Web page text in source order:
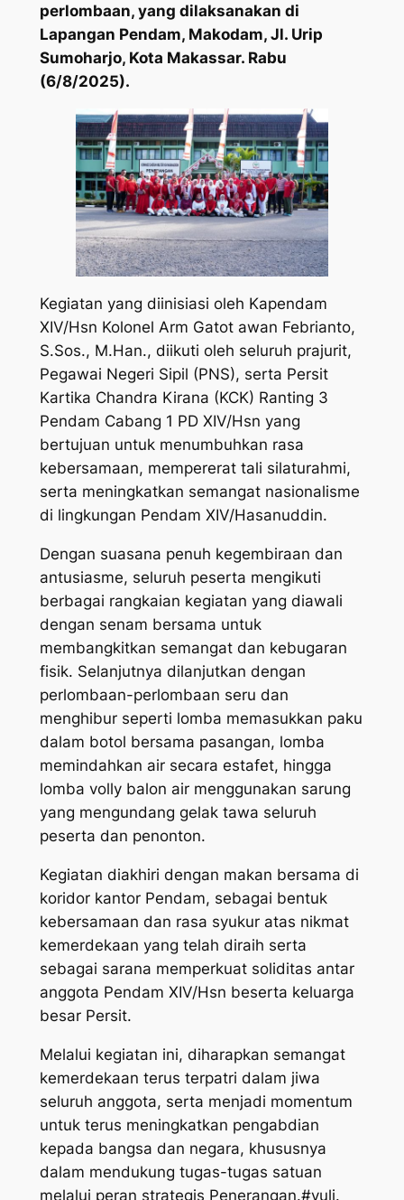
perlombaan, yang dilaksanakan di
Lapangan Pendam, Makodam, Jl. Urip
Sumoharjo, Kota Makassar. Rabu
(6/8/2025).
Kegiatan yang diinisiasi oleh Kapendam
XIV/Hsn Kolonel Arm Gatot awan Febrianto,
S.Sos., M.Han., diikuti oleh seluruh prajurit,
Pegawai Negeri Sipil (PNS), serta Persit
Kartika Chandra Kirana (KCK) Ranting 3
Pendam Cabang 1 PD XIV/Hsn yang
bertujuan untuk menumbuhkan rasa
kebersamaan, mempererat tali silaturahmi,
serta meningkatkan semangat nasionalisme
di lingkungan Pendam XIV/Hasanuddin.
Dengan suasana penuh kegembiraan dan
antusiasme, seluruh peserta mengikuti
berbagai rangkaian kegiatan yang diawali
dengan senam bersama untuk
membangkitkan semangat dan kebugaran
fisik. Selanjutnya dilanjutkan dengan
perlombaan-perlombaan seru dan
menghibur seperti lomba memasukkan paku
dalam botol bersama pasangan, lomba
memindahkan air secara estafet, hingga
lomba volly balon air menggunakan sarung
yang mengundang gelak tawa seluruh
peserta dan penonton.
Kegiatan diakhiri dengan makan bersama di
koridor kantor Pendam, sebagai bentuk
kebersamaan dan rasa syukur atas nikmat
kemerdekaan yang telah diraih serta
sebagai sarana memperkuat soliditas antar
anggota Pendam XIV/Hsn beserta keluarga
besar Persit.
Melalui kegiatan ini, diharapkan semangat
kemerdekaan terus terpatri dalam jiwa
seluruh anggota, serta menjadi momentum
untuk terus meningkatkan pengabdian
kepada bangsa dan negara, khususnya
dalam mendukung tugas-tugas satuan
melalui peran strategis Penerangan.#yuli.